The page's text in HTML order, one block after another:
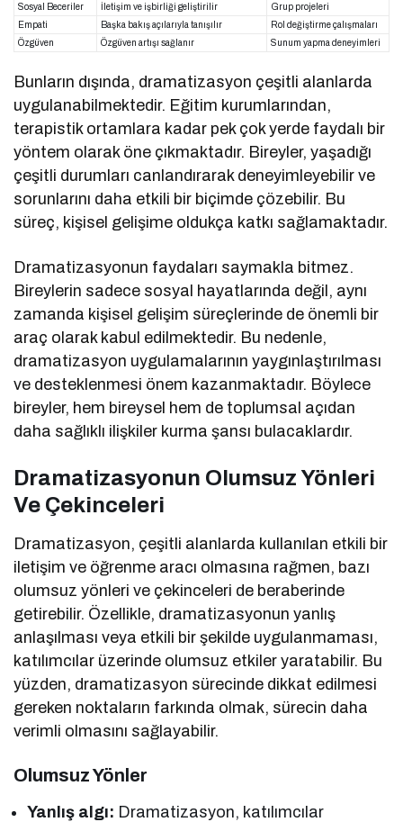
Sosyal Beceriler
İletişim ve işbirliği geliştirilir
Grup projeleri
Empati
Başka bakış açılarıyla tanışılır
Rol değiştirme çalışmaları
Özgüven
Özgüven artışı sağlanır Sunum yapma deneyimleri
Bunların dışında, dramatizasyon çeşitli alanlarda
uygulanabilmektedir. Eğitim kurumlarından,
terapistik ortamlara kadar pek çok yerde faydalı bir
yöntem olarak öne çıkmaktadır. Bireyler, yaşadığı
çeşitli durumları canlandırarak deneyimleyebilir ve
sorunlarını daha etkili bir biçimde çözebilir. Bu
süreç, kişisel gelişime oldukça katkı sağlamaktadır.
Dramatizasyonun faydaları saymakla bitmez.
Bireylerin sadece sosyal hayatlarında değil, aynı
zamanda kişisel gelişim süreçlerinde de önemli bir
araç olarak kabul edilmektedir. Bu nedenle,
dramatizasyon uygulamalarının yaygınlaştırılması
ve desteklenmesi önem kazanmaktadır. Böylece
bireyler, hem bireysel hem de toplumsal açıdan
daha sağlıklı ilişkiler kurma şansı bulacaklardır.
Dramatizasyonun Olumsuz Yönleri
Ve Çekinceleri
Dramatizasyon, çeşitli alanlarda kullanılan etkili bir
iletişim ve öğrenme aracı olmasına rağmen, bazı
olumsuz yönleri ve çekinceleri de beraberinde
getirebilir. Özellikle, dramatizasyonun yanlış
anlaşılması veya etkili bir şekilde uygulanmaması,
katılımcılar üzerinde olumsuz etkiler yaratabilir. Bu
yüzden, dramatizasyon sürecinde dikkat edilmesi
gereken noktaların farkında olmak, sürecin daha
verimli olmasını sağlayabilir.
Olumsuz Yönler
Yanlış algı: Dramatizasyon, katılımcılar